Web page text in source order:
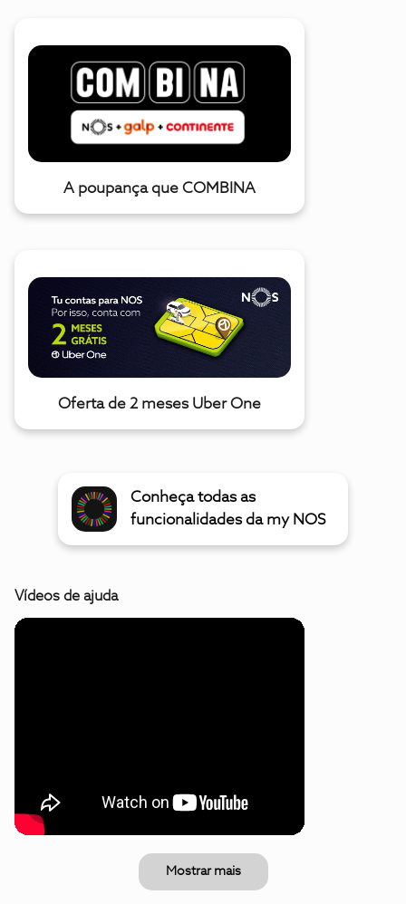
A poupança que COMBINA
Oferta de 2 meses Uber One
Conheça todas as
funcionalidades da my NOS
Vídeos de ajuda
Mostrar mais